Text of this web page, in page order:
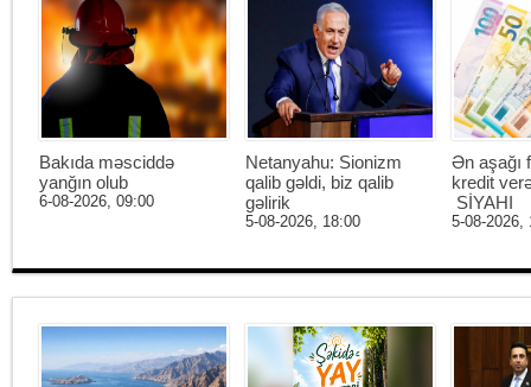
Bakıda məsciddə
yanğın olub
6-08-2026, 09:00
Netanyahu: Sionizm
qalib gəldi, biz qalib
gəlirik
5-08-2026, 18:00
Ən aşağı
kredit
SİYAHI
5-08-2026,